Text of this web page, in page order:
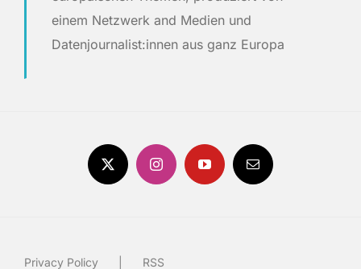
einem Netzwerk and Medien und
Datenjournalist:innen aus ganz Europa
Privacy Policy RSS